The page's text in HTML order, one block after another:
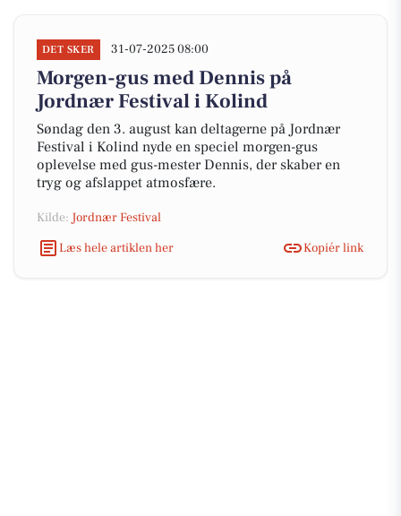
DET SKER 31-07-2025 08:00
Morgen-gus med Dennis på
Jordnær Festival i Kolind
Søndag den 3. august kan deltagerne på Jordnær
Festival i Kolind nyde en speciel morgen-gus
oplevelse med gus-mester Dennis, der skaber en
tryg og afslappet atmosfære.
Kilde: Jordnær Festival
Læs hele artiklen her
Kopiér link